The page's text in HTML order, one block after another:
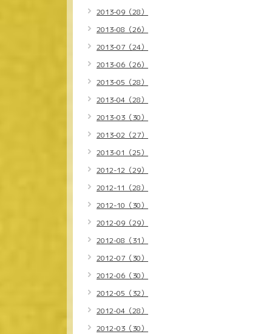
2013-09（28）
2013-08（26）
2013-07（24）
2013-06（26）
2013-05（28）
2013-04（28）
2013-03（30）
2013-02（27）
2013-01（25）
2012-12（29）
2012-11（28）
2012-10（30）
2012-09（29）
2012-08（31）
2012-07（30）
2012-06（30）
2012-05（32）
2012-04（28）
2012-03（30）